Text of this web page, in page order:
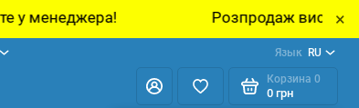
Розпродаж виставкових зразків×
Язык RU
Корзина 0
0 грн